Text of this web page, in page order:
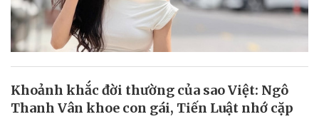
Khoảnh khắc đời thường của sao Việt: Ngô
Thanh Vân khoe con gái, Tiến Luật nhớ cặp